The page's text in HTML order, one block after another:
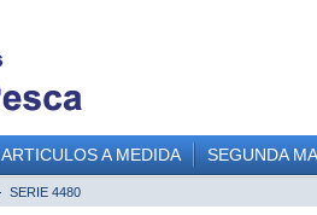
ARTICULOS A MEDIDA SEGUNDA
SERIE 4480